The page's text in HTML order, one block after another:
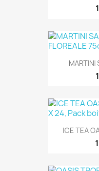
MARTINI
ICE TEA